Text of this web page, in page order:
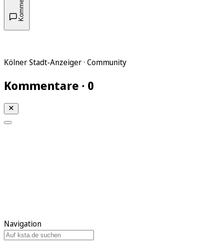
Kölner Stadt-Anzeiger · Community
Kommentare · 0
Navigation